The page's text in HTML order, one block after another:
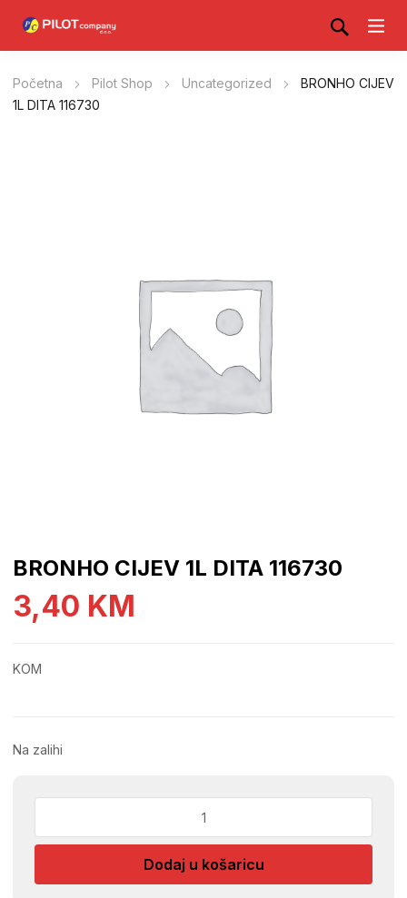
Početna Pilot Shop Uncategorized
BRONHO CIJEV
1L DITA 116730
BRONHO CIJEV 1L DITA 116730
3,40 KM
KOM
Na zalihi
1L
116730
Dodaj u košaricu